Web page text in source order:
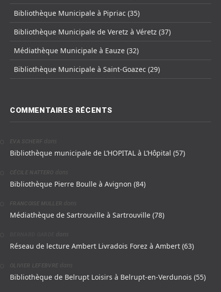
Bibliothèque Municipale à Pipriac (35)
Bibliothèque Municipale de Veretz à Véretz (37)
Médiathèque Municipale à Eauze (32)
Bibliothèque Municipale à Saint-Goazec (29)
COMMENTAIRES RÉCENTS
EVA SCHERF dans
Bibliothèque municipale de L’HOPITAL à L’Hôpital (57)
CÉCILE NATTERO dans
Bibliothèque Pierre Boulle à Avignon (84)
FRANCOISE MULLER dans
Médiathèque de Sartrouville à Sartrouville (78)
dans
Réseau de lecture Ambert Livradois Forez à Ambert (63)
OLIVIER LEFEBVRE dans
Bibliothèque de Belrupt Loisirs à Belrupt-en-Verdunois (55)